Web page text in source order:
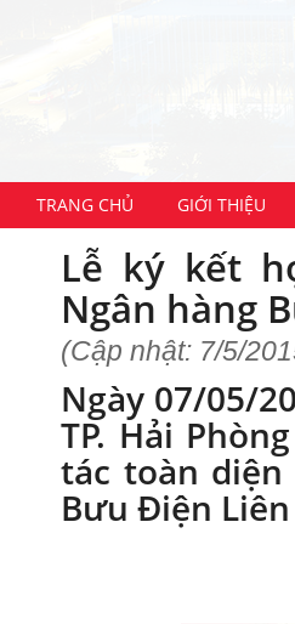
TRANG CHỦ GIỚI THIỆU
Lễ ký kết
Ngân hàng
(Cập nhật: 7/5/
Ngày 07/05/
TP. Hải
tác toàn diện
Bưu Điện